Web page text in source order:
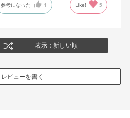
参考になった 1 Like! 5
表示：新しい順
レビューを書く